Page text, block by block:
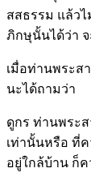
สสธรรม แล้วไ
ภิกษุนั้นได้ว่า จ
เมื่อท่านพระส
นะได้ถามว่า
ดูกร ท่านพระ
เท่านั้นหรือ ที่
อยู่ใกล้บ้าน ก็